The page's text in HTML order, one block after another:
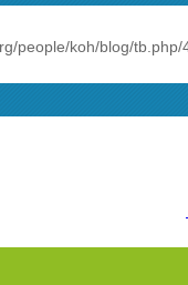
people/koh/blog/tb.php/